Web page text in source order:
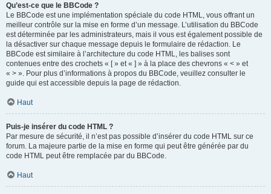
Qu’est-ce que le BBCode ?
Le BBCode est une implémentation spéciale du code HTML, vous offrant un
meilleur contrôle sur la mise en forme d’un message. L’utilisation du BBCode
est déterminée par les administrateurs, mais il vous est également possible de
la désactiver sur chaque message depuis le formulaire de rédaction. Le
BBCode est similaire à l’architecture du code HTML, les balises sont
contenues entre des crochets « [ » et « ] » à la place des chevrons « < » et
« > ». Pour plus d’informations à propos du BBCode, veuillez consulter le
guide qui est accessible depuis la page de rédaction.
Haut
Puis-je insérer du code HTML ?
Par mesure de sécurité, il n’est pas possible d’insérer du code HTML sur ce
forum. La majeure partie de la mise en forme qui peut être générée par du
code HTML peut être remplacée par du BBCode.
Haut